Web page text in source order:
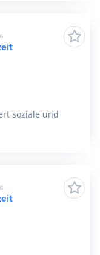
soziale und